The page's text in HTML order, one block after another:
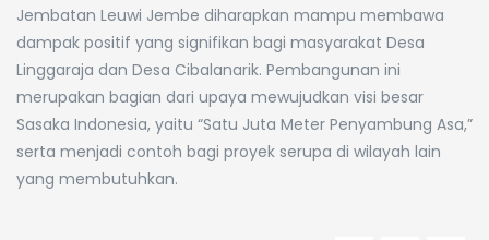
Jembatan Leuwi Jembe diharapkan mampu membawa
dampak positif yang signifikan bagi masyarakat Desa
Linggaraja dan Desa Cibalanarik. Pembangunan ini
merupakan bagian dari upaya mewujudkan visi besar
Sasaka Indonesia, yaitu “Satu Juta Meter Penyambung Asa,”
serta menjadi contoh bagi proyek serupa di wilayah lain
yang membutuhkan.